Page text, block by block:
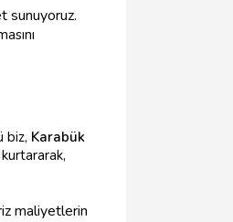
sunuyoruz.
biz, Karabük
maliyetlerin